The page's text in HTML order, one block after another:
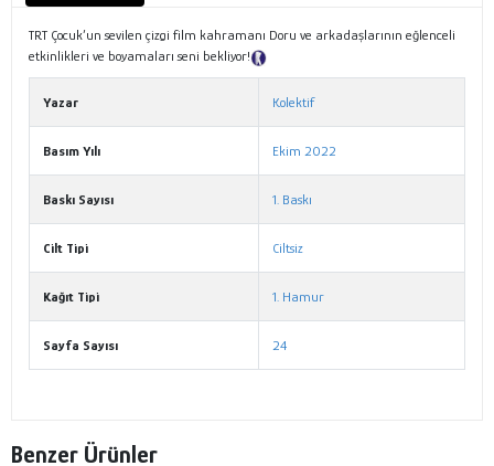
TRT Çocuk’un sevilen çizgi film kahramanı Doru ve arkadaşlarının eğlenceli
etkinlikleri ve boyamaları seni bekliyor!
Yazar Kolektif
Basım Yılı Ekim 2022
Baskı Sayısı 1. Baskı
Cilt Tipi Ciltsiz
Kağıt Tipi 1. Hamur
Sayfa Sayısı 24
Benzer Ürünler